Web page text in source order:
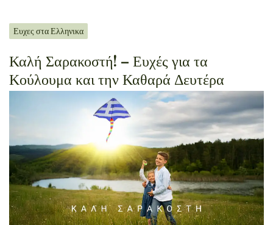
Ευχες στα Ελληνικα
Καλή Σαρακοστή! – Ευχές για τα
Κούλουμα και την Καθαρά Δευτέρα